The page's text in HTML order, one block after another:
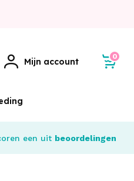
Mijn account 0
een uit beoordelingen